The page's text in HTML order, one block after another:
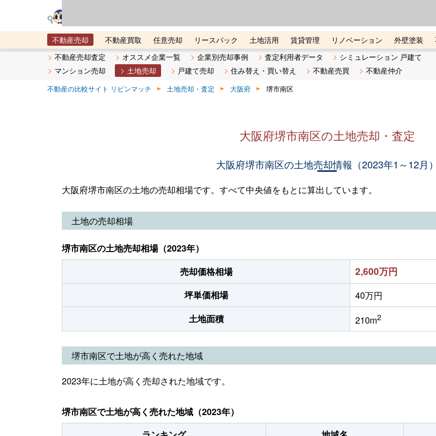
不動産売却 不動産買取 任意売却 リースバック 土地活用 賃貸管理 リノベーション 外壁塗装
メタ住宅展示場
ベスト不動産カンパニー オンライン講座 リビンマガジンBiz 不動産売却ご相談デスク
不動産売却査定 オススメ企業一覧 企業別売却事例 査定利用者データ
シミュレーション 戸建て
マンション売却
土地売却 戸建て売却 住み替え・買い替え 不動産売買 不動産仲介
不動産の比較サイト リビンマッチ 土地売却・査定 大阪府 堺市南区
大阪府堺市南区の土地売却・査定
大阪府堺市南区の土地売却情報（2023年1～12月
大阪府堺市南区の土地の売却相場です。すべて中央値をもとに算出しています。
土地の売却相場
堺市南区の土地売却相場（2023年）
売却価格相場
2,600万円
坪単価相場
40万円
土地面積
210m2
堺市南区で土地が高く売れた地域
2023年に土地が高く売却された地域です。
堺市南区で土地が高く売れた地域（2023年）